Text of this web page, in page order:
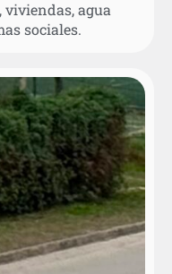
agua
sociales.